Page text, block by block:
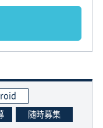
随時募集